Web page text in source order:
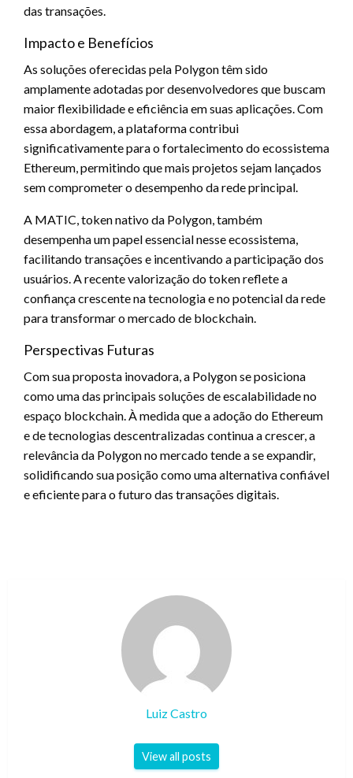
das transações.
Impacto e Benefícios
As soluções oferecidas pela Polygon têm sido
amplamente adotadas por desenvolvedores que buscam
maior flexibilidade e eficiência em suas aplicações. Com
essa abordagem, a plataforma contribui
significativamente para o fortalecimento do ecossistema
Ethereum, permitindo que mais projetos sejam lançados
sem comprometer o desempenho da rede principal.
A MATIC, token nativo da Polygon, também
desempenha um papel essencial nesse ecossistema,
facilitando transações e incentivando a participação dos
usuários. A recente valorização do token reflete a
confiança crescente na tecnologia e no potencial da rede
para transformar o mercado de blockchain.
Perspectivas Futuras
Com sua proposta inovadora, a Polygon se posiciona
como uma das principais soluções de escalabilidade no
espaço blockchain. À medida que a adoção do Ethereum
e de tecnologias descentralizadas continua a crescer, a
relevância da Polygon no mercado tende a se expandir,
solidificando sua posição como uma alternativa confiável
e eficiente para o futuro das transações digitais.
Luiz Castro
View all posts